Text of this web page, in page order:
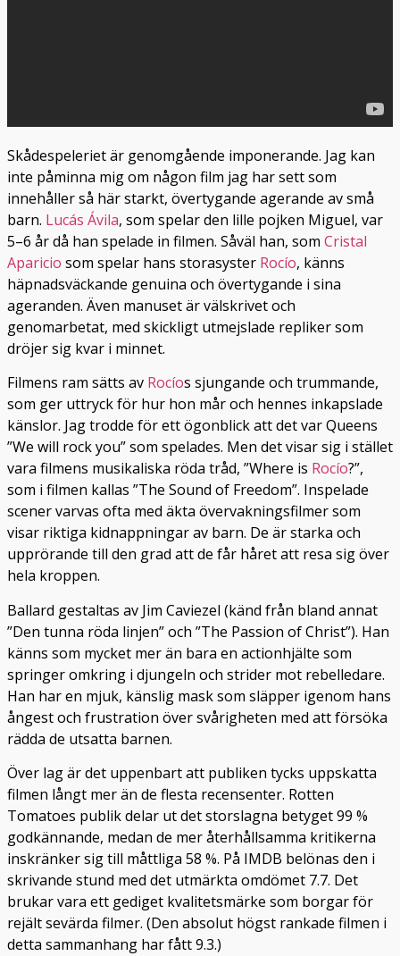
Skådespeleriet är genomgående imponerande. Jag kan
inte påminna mig om någon film jag har sett som
innehåller så här starkt, övertygande agerande av små
barn. Lucás Ávila, som spelar den lille pojken Miguel, var
5–6 år då han spelade in filmen. Såväl han, som Cristal
Aparicio som spelar hans storasyster Rocío, känns
häpnadsväckande genuina och övertygande i sina
ageranden. Även manuset är välskrivet och
genomarbetat, med skickligt utmejslade repliker som
dröjer sig kvar i minnet.
Filmens ram sätts av Rocíos sjungande och trummande,
som ger uttryck för hur hon mår och hennes inkapslade
känslor. Jag trodde för ett ögonblick att det var Queens
”We will rock you” som spelades. Men det visar sig i stället
vara filmens musikaliska röda tråd, ”Where is Rocío?”,
som i filmen kallas ”The Sound of Freedom”. Inspelade
scener varvas ofta med äkta övervakningsfilmer som
visar riktiga kidnappningar av barn. De är starka och
upprörande till den grad att de får håret att resa sig över
hela kroppen.
Ballard gestaltas av Jim Caviezel (känd från bland annat
”Den tunna röda linjen” och ”The Passion of Christ”). Han
känns som mycket mer än bara en actionhjälte som
springer omkring i djungeln och strider mot rebelledare.
Han har en mjuk, känslig mask som släpper igenom hans
ångest och frustration över svårigheten med att försöka
rädda de utsatta barnen.
Över lag är det uppenbart att publiken tycks uppskatta
filmen långt mer än de flesta recensenter. Rotten
Tomatoes publik delar ut det storslagna betyget 99 %
godkännande, medan de mer återhållsamma kritikerna
inskränker sig till måttliga 58 %. På IMDB belönas den i
skrivande stund med det utmärkta omdömet 7.7. Det
brukar vara ett gediget kvalitetsmärke som borgar för
rejält sevärda filmer. (Den absolut högst rankade filmen i
detta sammanhang har fått 9.3.)